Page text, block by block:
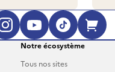
(s'ouvre
(s'ouvre
Instagram
YouTube
TikTok
Notre écosystème
Tous nos sites